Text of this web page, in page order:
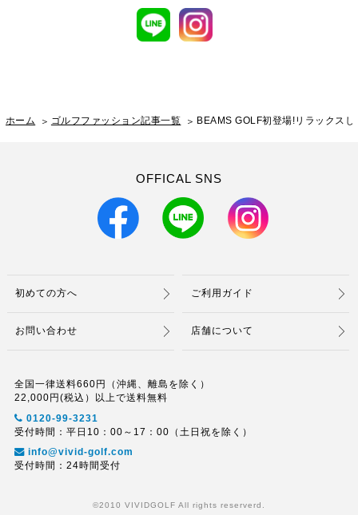
ホーム ゴルフファッション記事一覧 BEAMS GOLF初登場!リラックス
OFFICAL SNS
初めての方へ ご利用ガイド
お問い合わせ 店舗について
全国一律送料660円（沖縄、離島を除く）
22,000円(税込）以上で送料無料
0120-99-3231
受付時間：平日10：00～17：00（土日祝を除く）
info@vivid-golf.com
受付時間：24時間受付
©2010 VIVIDGOLF All rights reserverd.